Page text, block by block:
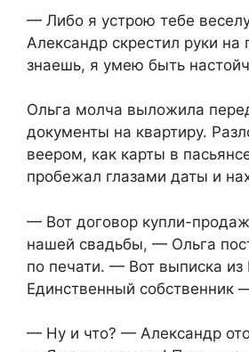
— Либо я устрою тебе
Александр скрестил руки
знаешь, я умею быть
Ольга молча выложила
документы на квартиру.
веером, как карты в
пробежал глазами даты и
— Вот договор купли-
нашей свадьбы, — Ольга
по печати. — Вот выписка из
Единственный собственник
— Ну и что? — Александр